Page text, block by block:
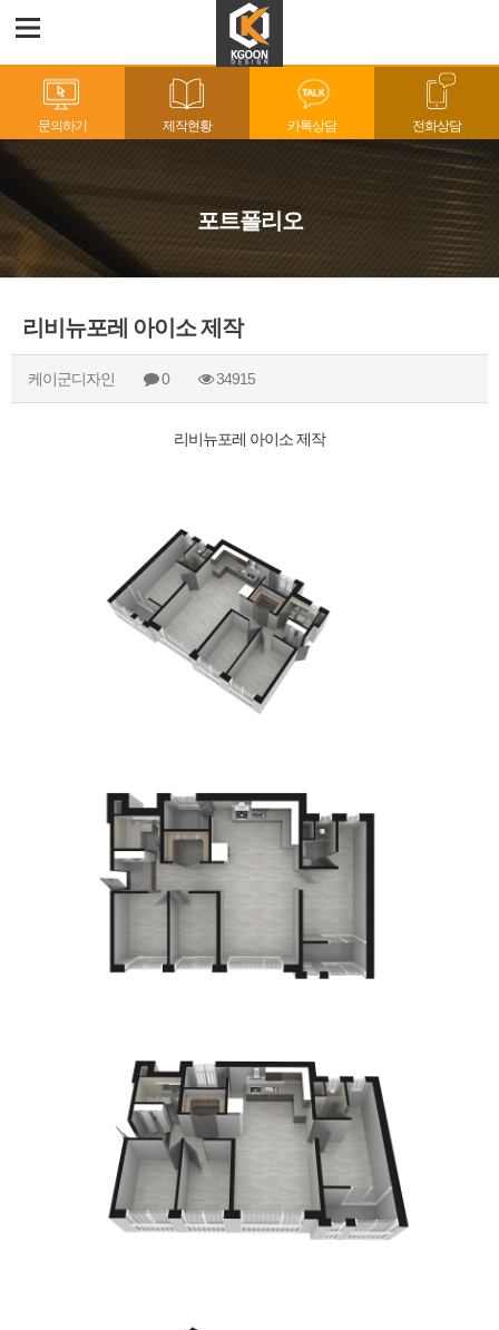
문의하기 제작현황 카톡상담 전화상담
포트폴리오
리비뉴포레 아이소 제작
케이군디자인 0 34915
리비뉴포레 아이소 제작